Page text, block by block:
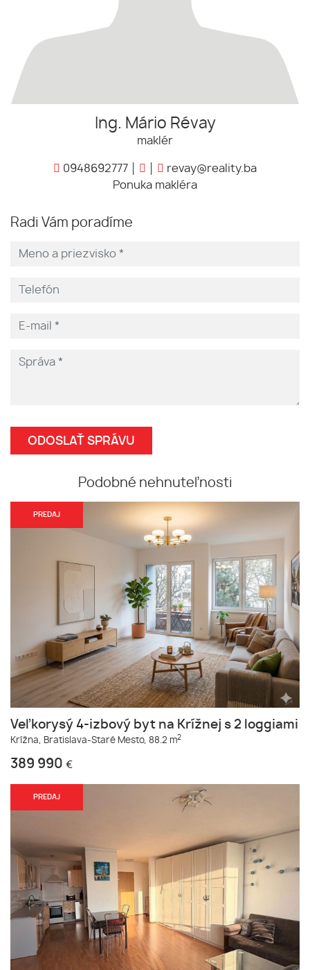
Ing. Mário Révay
maklér
0948692777
revay@reality.ba
Ponuka makléra
Radi Vám poradíme
Podobné nehnuteľnosti
PREDAJ
Veľkorysý 4-izbový byt na Krížnej s 2 loggiami
Krížna, Bratislava-Staré Mesto, 88.2 m2
389 990 €
PREDAJ